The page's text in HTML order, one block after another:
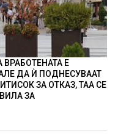
Е
ДА Ѝ ПОДНЕСУВААТ
ЗА ОТКАЗ, ТАА СЕ
ЗА